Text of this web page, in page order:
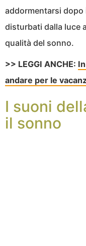
addormentarsi
disturbati dalla luce
qualità del sonno.
>> LEGGI ANCHE:
andare per le
I suoni
il sonno